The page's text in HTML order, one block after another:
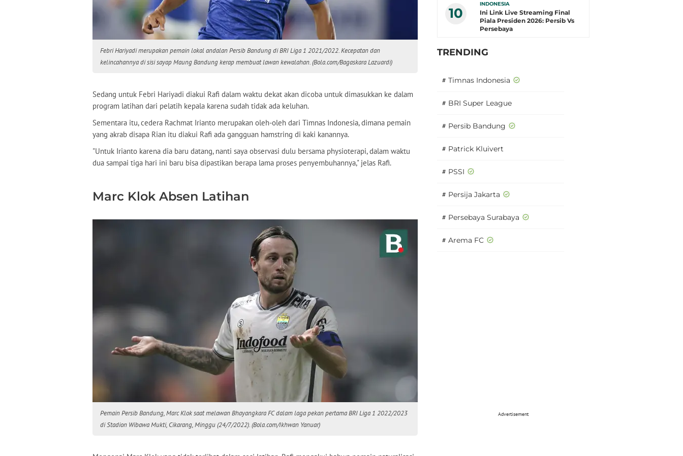
Febri Hariyadi merupakan pemain lokal andalan Persib Bandung di BRI Liga 1 2021/2022. Kecepatan dan
kelincahannya di sisi sayap Maung Bandung kerap membuat lawan kewalahan. (Bola.com/Bagaskara Lazuardi)
Sedang untuk Febri Hariyadi diakui Rafi dalam waktu dekat akan dicoba untuk dimasukkan ke dalam
program latihan dari pelatih kepala karena sudah tidak ada keluhan.
Sementara itu, cedera Rachmat Irianto merupakan oleh-oleh dari Timnas Indonesia, dimana pemain
yang akrab disapa Rian itu diakui Rafi ada gangguan hamstring di kaki kanannya.
"Untuk Irianto karena dia baru datang, nanti saya observasi dulu bersama physioterapi, dalam waktu
dua sampai tiga hari ini baru bisa dipastikan berapa lama proses penyembuhannya," jelas Rafi.
Marc Klok Absen Latihan
Pemain Persib Bandung, Marc Klok saat melawan Bhayangkara FC dalam laga pekan pertama BRI Liga 1 2022/2023
di Stadion Wibawa Mukti, Cikarang, Minggu (24/7/2022). (Bola.com/Ikhwan Yanuar)
10
INDONESIA
Ini Link Live Streaming Final
Piala Presiden 2026: Persib Vs
Persebaya
TRENDING
# Timnas Indonesia
# BRI Super League
# Persib Bandung
# Patrick Kluivert
# PSSI
# Persija Jakarta
# Persebaya Surabaya
# Arema FC
Advertisement